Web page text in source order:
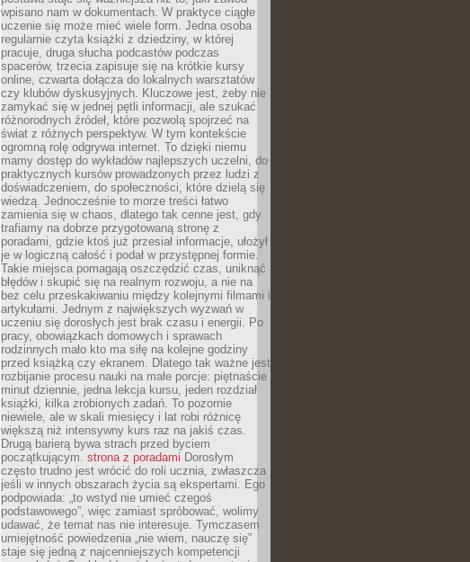
wpisano nam w dokumentach. W praktyce ciągłe
uczenie się może mieć wiele form. Jedna osoba
regularnie czyta książki z dziedziny, w której
pracuje, druga słucha podcastów podczas
spacerów, trzecia zapisuje się na krótkie kursy
online, czwarta dołącza do lokalnych warsztatów
czy klubów dyskusyjnych. Kluczowe jest, żeby nie
zamykać się w jednej pętli informacji, ale szukać
różnorodnych źródeł, które pozwolą spojrzeć na
świat z różnych perspektyw. W tym kontekście
ogromną rolę odgrywa internet. To dzięki niemu
mamy dostęp do wykładów najlepszych uczelni, do
praktycznych kursów prowadzonych przez ludzi z
doświadczeniem, do społeczności, które dzielą się
wiedzą. Jednocześnie to morze treści łatwo
zamienia się w chaos, dlatego tak cenne jest, gdy
trafiamy na dobrze przygotowaną stronę z
poradami, gdzie ktoś już przesiał informacje, ułożył
je w logiczną całość i podał w przystępnej formie.
Takie miejsca pomagają oszczędzić czas, uniknąć
błędów i skupić się na realnym rozwoju, a nie na
bez celu przeskakiwaniu między kolejnymi filmami i
artykułami. Jednym z największych wyzwań w
uczeniu się dorosłych jest brak czasu i energii. Po
pracy, obowiązkach domowych i sprawach
rodzinnych mało kto ma siłę na kolejne godziny
przed książką czy ekranem. Dlatego tak ważne jest
rozbijanie procesu nauki na małe porcje: piętnaście
minut dziennie, jedna lekcja kursu, jeden rozdział
książki, kilka zrobionych zadań. To pozornie
niewiele, ale w skali miesięcy i lat robi różnicę
większą niż intensywny kurs raz na jakiś czas.
Drugą barierą bywa strach przed byciem
początkującym. strona z poradami Dorosłym
często trudno jest wrócić do roli ucznia, zwłaszcza
jeśli w innych obszarach życia są ekspertami. Ego
podpowiada: „to wstyd nie umieć czegoś
podstawowego”, więc zamiast spróbować, wolimy
udawać, że temat nas nie interesuje. Tymczasem
umiejętność powiedzenia „nie wiem, nauczę się”
staje się jedną z najcenniejszych kompetencji